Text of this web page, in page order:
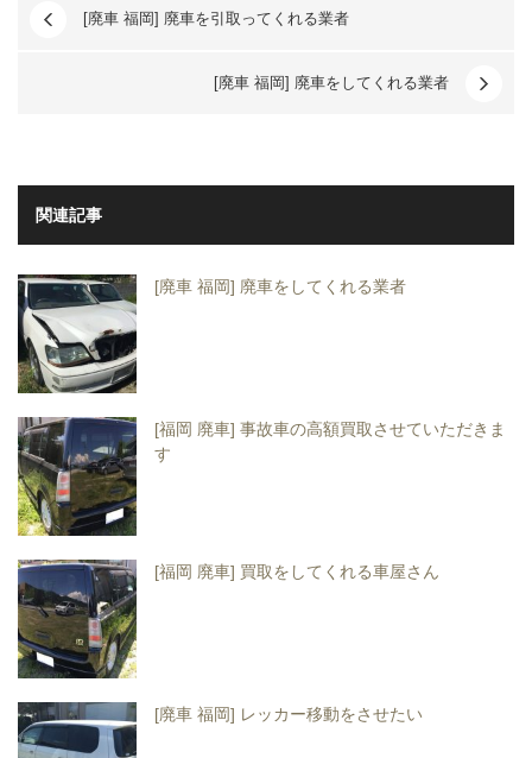
[廃車 福岡] 廃車を引取ってくれる業者
[廃車 福岡] 廃車をしてくれる業者
関連記事
[廃車 福岡] 廃車をしてくれる業者
[福岡 廃車] 事故車の高額買取させていただきま
す
[福岡 廃車] 買取をしてくれる車屋さん
[廃車 福岡] レッカー移動をさせたい